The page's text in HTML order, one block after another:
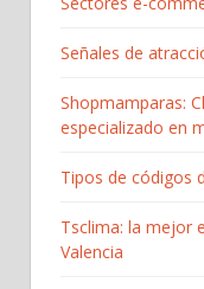
Señales de
Shopmamparas:
especializado en
Tipos de códigos
Tsclima: la mejor
Valencia